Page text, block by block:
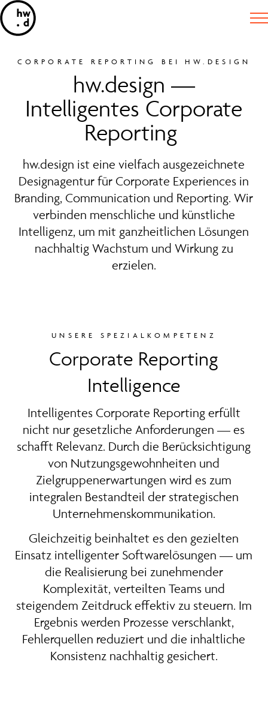
CORPORATE REPORTING BEI HW.DESIGN
hw.design —
Intelligentes Corporate
Reporting
hw.design ist eine vielfach ausgezeichnete
Designagentur für Corporate Experiences in
Branding, Communication und Reporting. Wir
verbinden menschliche und künstliche
Intelligenz, um mit ganzheitlichen Lösungen
nachhaltig Wachstum und Wirkung zu
erzielen.
UNSERE SPEZIALKOMPETENZ
Corporate Reporting
Intelligence
Intelligentes Corporate Reporting erfüllt
nicht nur gesetzliche Anforderungen — es
schafft Relevanz. Durch die Berücksichtigung
von Nutzungsgewohnheiten und
Zielgruppenerwartungen wird es zum
integralen Bestandteil der strategischen
Unternehmenskommunikation.
Gleichzeitig beinhaltet es den gezielten
Einsatz intelligenter Softwarelösungen — um
die Realisierung bei zunehmender
Komplexität, verteilten Teams und
steigendem Zeitdruck effektiv zu steuern. Im
Ergebnis werden Prozesse verschlankt,
Fehlerquellen reduziert und die inhaltliche
Konsistenz nachhaltig gesichert.